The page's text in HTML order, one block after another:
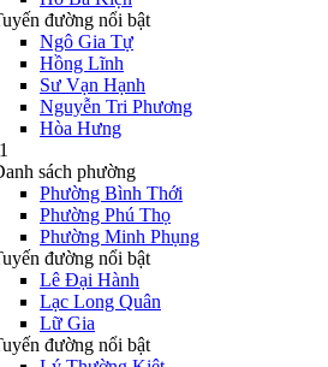
đường nổi bật
Ngô Gia Tự
Hồng Lĩnh
Sư Vạn Hạnh
Nguyễn Tri Phương
Hòa Hưng
sách phường
Phường Bình Thới
Phường Phú Thọ
Phường Minh Phụng
đường nổi bật
Lê Đại Hành
Lạc Long Quân
Lữ Gia
đường nổi bật